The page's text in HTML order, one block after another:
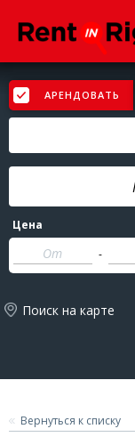
АРЕНДОВАТЬ
Цена
-
Поиск на карте
Вернуться к списку